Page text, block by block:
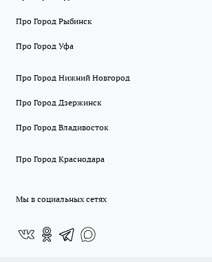
Про Город Рыбинск
Про Город Уфа
Про Город Нижний Новгород
Про Город Дзержинск
Про Город Владивосток
Про Город Краснодара
Мы в социальных сетях